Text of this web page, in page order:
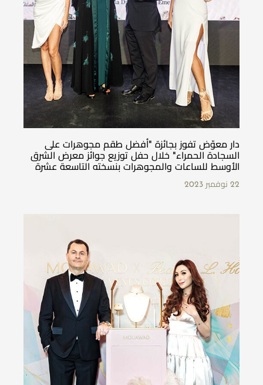
دار معوّض تفوز بجائزة "أفضل طقم مجوهرات على
السجادة الحمراء" خلال حفل توزيع جوائز معرض الشرق
الأوسط للساعات والمجوهرات بنسخته التاسعة عشرة
22 نوفمبر 2023